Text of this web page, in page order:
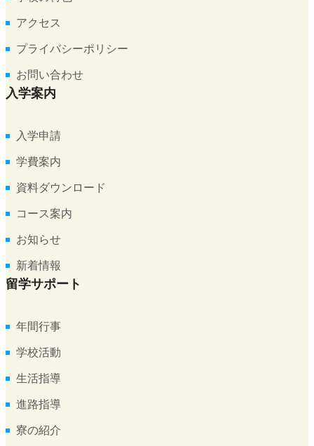
アクセス
プライバシーポリシー
お問い合わせ
入学案内
入学申請
学費案内
資料ダウンロード
コース案内
お知らせ
新着情報
留学サポート
年間行事
学校活動
生活指導
進路指導
寮の紹介